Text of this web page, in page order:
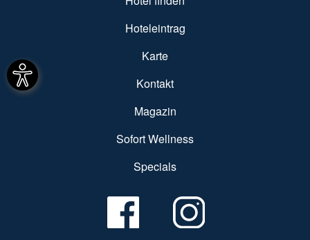
Hoteleintrag
Karte
Kontakt
Magazin
Sofort Wellness
Specials